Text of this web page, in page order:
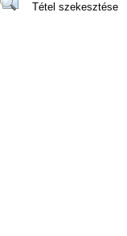
Tétel szekesztése